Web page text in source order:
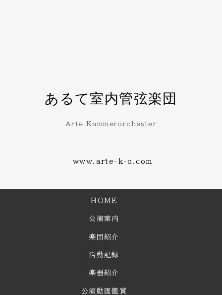
あるて室内管弦楽団
Arte Kammerorchester
www.arte-k-o.com
HOME
公演案内
楽団紹介
活動記録
楽器紹介
公演動画鑑賞